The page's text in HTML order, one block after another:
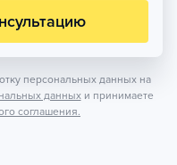
персональных данных на
данных и принимаете
соглашения.